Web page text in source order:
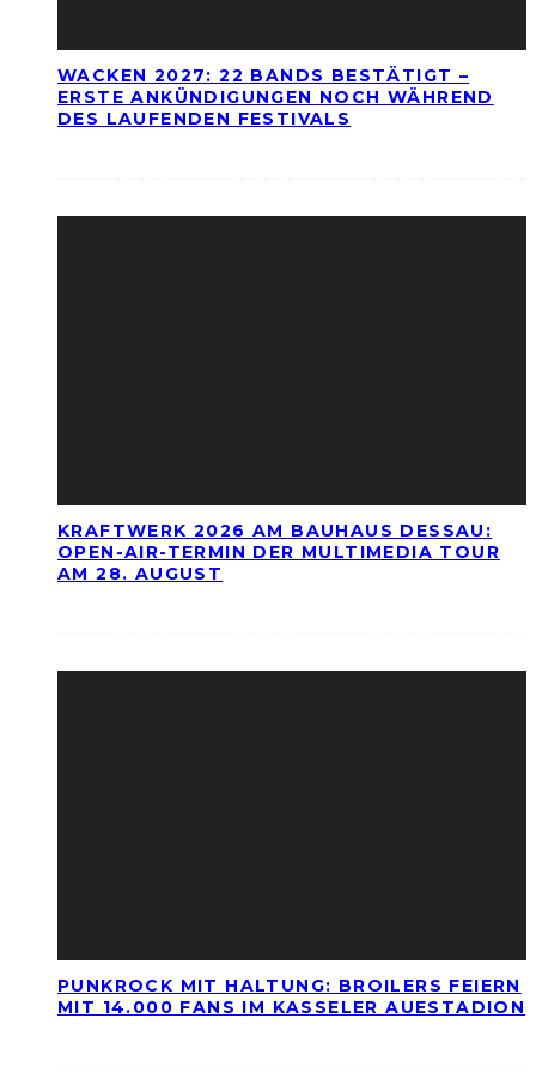
WACKEN 2027: 22 BANDS BESTÄTIGT –
ERSTE ANKÜNDIGUNGEN NOCH WÄHREND
DES LAUFENDEN FESTIVALS
KRAFTWERK 2026 AM BAUHAUS DESSAU:
OPEN-AIR-TERMIN DER MULTIMEDIA TOUR
AM 28. AUGUST
PUNKROCK MIT HALTUNG: BROILERS FEIERN
MIT 14.000 FANS IM KASSELER AUESTADION